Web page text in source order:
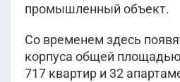
промышленный объект.
Со временем здесь
корпуса общей
717 квартир и 32